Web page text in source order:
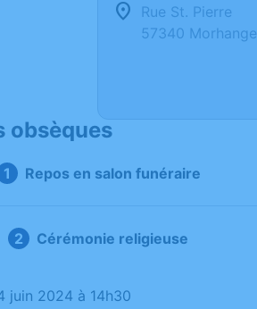
Rue St. Pierre
57340 Morhange
obsèques
Repos en salon funéraire
Cérémonie religieuse
juin 2024 à 14h30